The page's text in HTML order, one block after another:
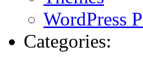
WordPress
Categories: